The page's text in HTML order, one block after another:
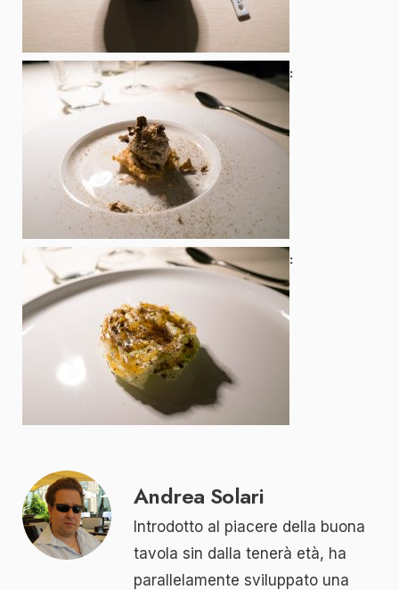
Andrea Solari
Introdotto al piacere della buona
tavola sin dalla tenerà età, ha
parallelamente sviluppato una